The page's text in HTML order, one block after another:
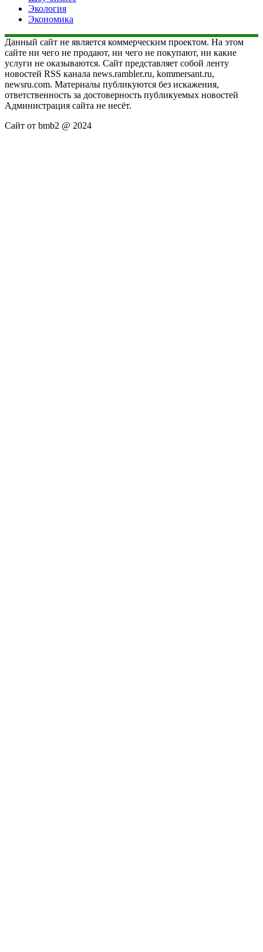
Экология
Экономика
Данный сайт не является коммерческим проектом. На этом
сайте ни чего не продают, ни чего не покупают, ни какие
услуги не оказываются. Сайт представляет собой ленту
новостей RSS канала news.rambler.ru, kommersant.ru,
newsru.com. Материалы публикуются без искажения,
ответственность за достоверность публикуемых новостей
Администрация сайта не несёт.
Сайт от bmb2 @ 2024